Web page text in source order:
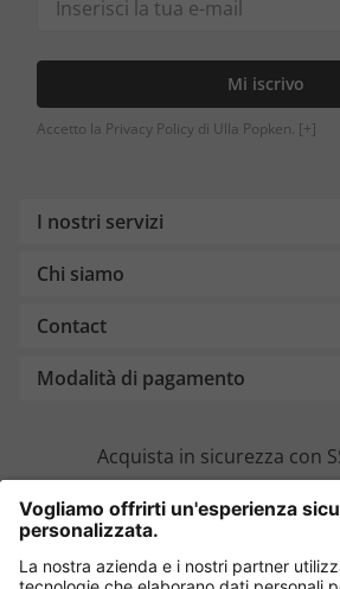
Mi iscrivo
Accetto la Privacy Policy di Ulla Popken. [+]
I nostri servizi
Chi siamo
Contact
Modalità di pagamento
Acquista in sicurezza con
Cambia Paese